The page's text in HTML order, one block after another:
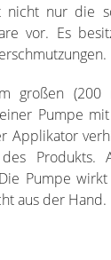
nicht nur die
vor. Es
großen
Pumpe
Applikator
Pumpe
aus der Hand.